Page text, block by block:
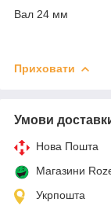
Вал 24 мм
Приховати
Умови
Нова Пошта
Магазини
Укрпошта